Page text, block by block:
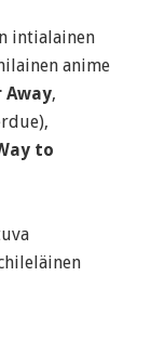
intialainen
anime
Away,
to